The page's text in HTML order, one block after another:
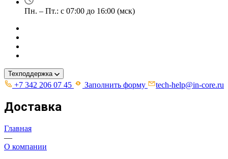
Пн. – Пт.: с 07:00 до 16:00 (мск)
Техподдержка
+7 342 206 07 45 Заполнить форму tech-help@in-core.ru
Доставка
Главная
—
О компании